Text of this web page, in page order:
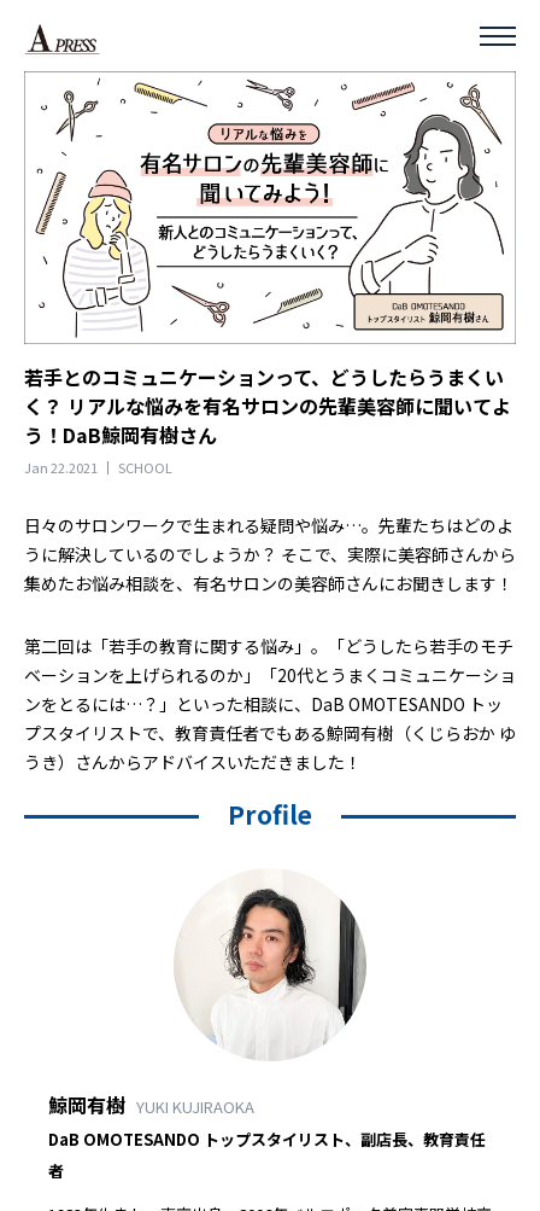
若手とのコミュニケーションって、どうしたらうまくい
く？ リアルな悩みを有名サロンの先輩美容師に聞いてよ
う！――DaB鯨岡有樹さん
Jan 22.2021 SCHOOL
日々のサロンワークで生まれる疑問や悩み…。先輩たちはどのよ
うに解決しているのでしょうか？ そこで、実際に美容師さんから
集めたお悩み相談を、有名サロンの美容師さんにお聞きします！
第二回は「若手の教育に関する悩み」。「どうしたら若手のモチ
ベーションを上げられるのか」「20代とうまくコミュニケーショ
ンをとるには…？」といった相談に、DaB OMOTESANDO トッ
プスタイリストで、教育責任者でもある鯨岡有樹（くじらおか ゆ
うき）さんからアドバイスいただきました！
Profile
鯨岡有樹 YUKI KUJIRAOKA
DaB OMOTESANDO トップスタイリスト、副店長、教育責任
者